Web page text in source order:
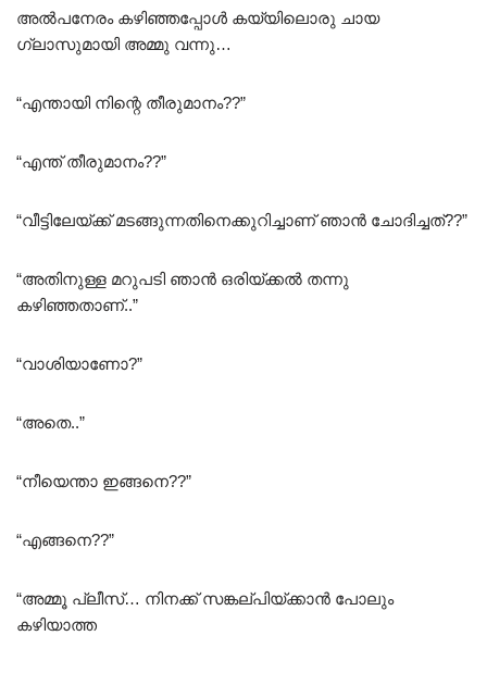
അൽപനേരം കഴിഞ്ഞപ്പോൾ കയ്യിലൊരു ചായ
ഗ്ലാസുമായി അമ്മു വന്നു…
“എന്തായി നിന്റെ തീരുമാനം??”
“എന്ത് തീരുമാനം??”
“വീട്ടിലേയ്ക്ക് മടങ്ങുന്നതിനെക്കുറിച്ചാണ് ഞാൻ ചോദിച്ചത്??”
“അതിനുള്ള മറുപടി ഞാൻ ഒരിയ്ക്കൽ തന്നു
കഴിഞ്ഞതാണ്..”
“വാശിയാണോ?”
“അതെ..”
“നീയെന്താ ഇങ്ങനെ??”
“എങ്ങനെ??”
“അമ്മൂ പ്ലീസ്… നിനക്ക് സങ്കല്പിയ്ക്കാൻ പോലും
കഴിയാത്ത